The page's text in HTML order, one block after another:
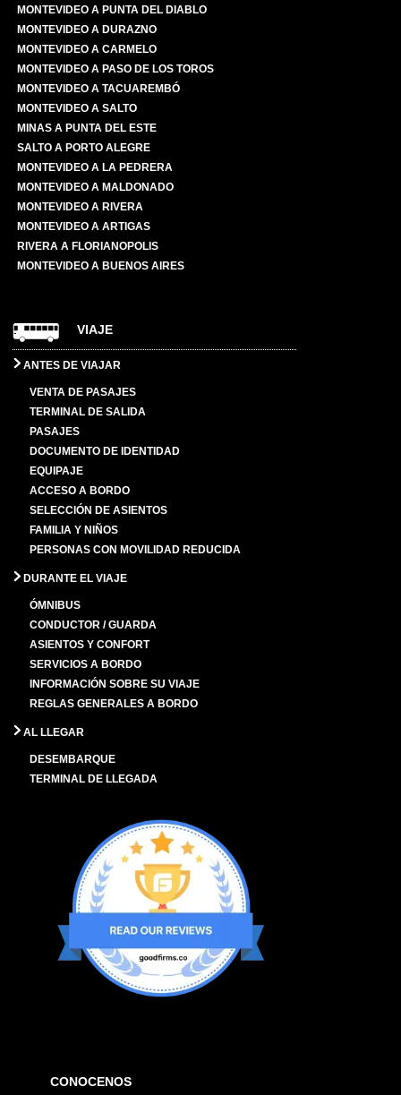
MONTEVIDEO A PUNTA DEL DIABLO
MONTEVIDEO A DURAZNO
MONTEVIDEO A CARMELO
MONTEVIDEO A PASO DE LOS TOROS
MONTEVIDEO A TACUAREMBÓ
MONTEVIDEO A SALTO
MINAS A PUNTA DEL ESTE
SALTO A PORTO ALEGRE
MONTEVIDEO A LA PEDRERA
MONTEVIDEO A MALDONADO
MONTEVIDEO A RIVERA
MONTEVIDEO A ARTIGAS
RIVERA A FLORIANOPOLIS
MONTEVIDEO A BUENOS AIRES
VIAJE
ANTES DE VIAJAR
VENTA DE PASAJES
TERMINAL DE SALIDA
PASAJES
DOCUMENTO DE IDENTIDAD
EQUIPAJE
ACCESO A BORDO
SELECCIÓN DE ASIENTOS
FAMILIA Y NIÑOS
PERSONAS CON MOVILIDAD REDUCIDA
DURANTE EL VIAJE
ÓMNIBUS
CONDUCTOR / GUARDA
ASIENTOS Y CONFORT
SERVICIOS A BORDO
INFORMACIÓN SOBRE SU VIAJE
REGLAS GENERALES A BORDO
AL LLEGAR
DESEMBARQUE
TERMINAL DE LLEGADA
CONOCENOS